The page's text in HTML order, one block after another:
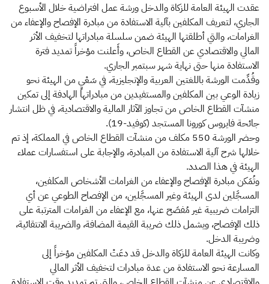
عقدت الهيئة العامة للزكاة والدخل ورشة عمل افتراضية خلال الأسبوع
الجاري، لتعريف المكلفين بآلية الاستفادة من مبادرة الإفصاح والإعفاء من
الغرامات، والتي أطلقتها الهيئة ضمن سلسلة مبادراتها لتخفيف الأثر
المالي والاقتصادي عن القطاع الخاص، وأَعلنت مؤخراً تمديد فترة
الاستفادة منها حتى نهاية شهر سبتمبر الجاري.
وقُدِّمت الورشة باللغتين العربية والإنجليزية، في سَعْيٍ من الهيئة نحو
زيادة الوعي بين المكلفين والمستفيدين من مبادراتها الهادفة إلى تمكين
منشآت القطاع الخاص من تجاوز الآثار المالية والاقتصادية، في ظل انتشار
جائحة فايروس كورونا المستجد (كوفيد-19).
وحضر الورشة 550 مكلف من منشآت القطاع الخاص في المملكة، إذ تم
خلالها شرح آلية الاستفادة من المبادرة، والإجابة على استفسارات عملاء
الهيئة في هذا الصدد.
وتُمَكن مبادرة الإفصاح والإعفاء من الغرامات الأشخاص المكلفين،
المسجَّلين لدى الهيئة وغير المسجَّلين، من الإفصاح الطوعي عن أي
التزامات ضريبية غير مُفصَح عنها، مع الإعفاء من الغرامات المترتبة على
ذلك الإفصاح، ويشمل ذلك ضريبة القيمة المضافة، والضريبة الانتقائية،
وضريبة الدخل.
وكانت الهيئة العامة للزكاة والدخل قد دعَتْ المكلفين مؤخراً إلى
المسارعة نحو الاستفادة من عدة مبادرات لتخفيف الأثر المالي